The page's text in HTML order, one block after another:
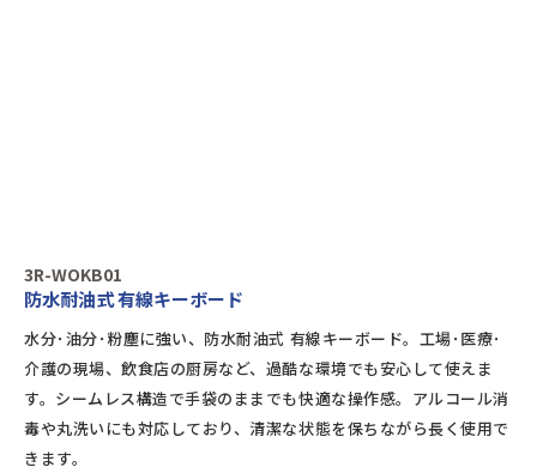
3R-WOKB01
防水耐油式 有線キーボード
水分･油分･粉塵に強い、防水耐油式 有線キーボード。工場･医療･
介護の現場、飲食店の厨房など、過酷な環境でも安心して使えま
す。シームレス構造で手袋のままでも快適な操作感。アルコール消
毒や丸洗いにも対応しており、清潔な状態を保ちながら長く使用で
きます。